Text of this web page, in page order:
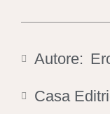
Autore:
Casa